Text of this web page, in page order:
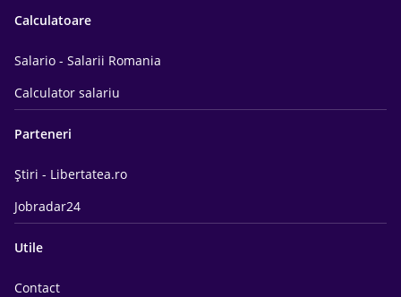
Calculatoare
Salario - Salarii Romania
Calculator salariu
Parteneri
Știri - Libertatea.ro
Jobradar24
Utile
Contact